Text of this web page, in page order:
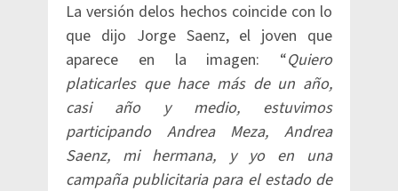
La versión delos hechos coincide con lo
que dijo Jorge Saenz, el joven que
aparece en la imagen: “Quiero
platicarles que hace más de un año,
casi año y medio, estuvimos
participando Andrea Meza, Andrea
Saenz, mi hermana, y yo en una
campaña publicitaria para el estado de